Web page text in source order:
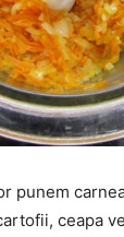
punem
ceapa